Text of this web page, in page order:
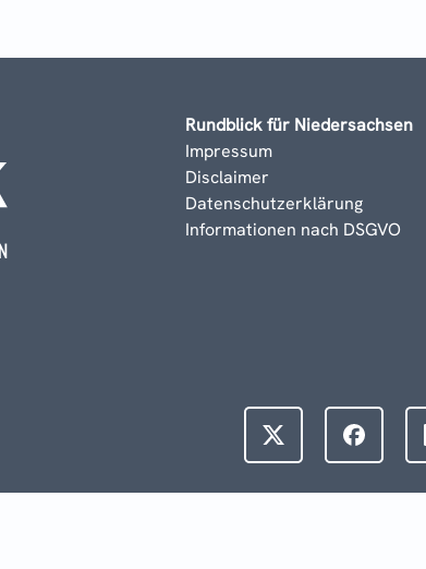
Rundblick für Niedersachsen
Impressum
Disclaimer
Datenschutzerklärung
Informationen nach DSGVO